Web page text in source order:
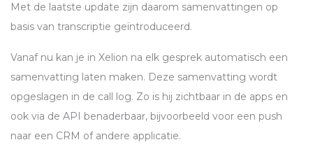
Met de laatste update zijn daarom samenvattingen op
basis van transcriptie geïntroduceerd.
Vanaf nu kan je in Xelion na elk gesprek automatisch een
samenvatting laten maken. Deze samenvatting wordt
opgeslagen in de call log. Zo is hij zichtbaar in de apps en
ook via de API benaderbaar, bijvoorbeeld voor een push
naar een CRM of andere applicatie.